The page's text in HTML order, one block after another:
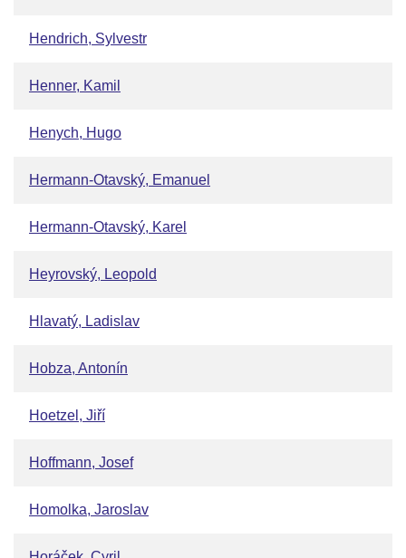
Hendrich, Sylvestr
Henner, Kamil
Henych, Hugo
Hermann-Otavský, Emanuel
Hermann-Otavský, Karel
Heyrovský, Leopold
Hlavatý, Ladislav
Hobza, Antonín
Hoetzel, Jiří
Hoffmann, Josef
Homolka, Jaroslav